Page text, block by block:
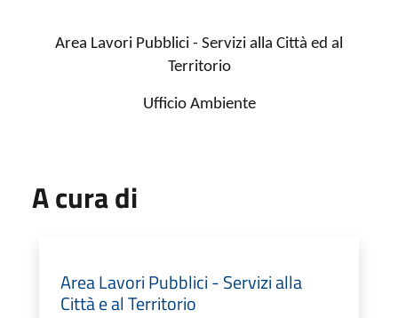
Area Lavori Pubblici - Servizi alla Città ed al
Territorio
Ufficio Ambiente
A cura di
Area Lavori Pubblici - Servizi alla
Città e al Territorio